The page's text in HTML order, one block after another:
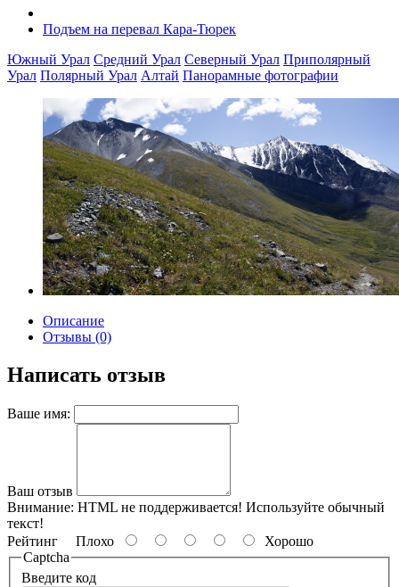
Подъем на перевал Кара-Тюрек
Южный Урал Средний Урал Северный Урал Приполярный
Урал Полярный Урал Алтай Панорамные фотографии
Описание
Отзывы (0)
Написать отзыв
Ваше имя:
Ваш отзыв
Внимание: HTML не поддерживается! Используйте обычный
текст!
Рейтинг Плохо
Хорошо
Captcha
Введите код